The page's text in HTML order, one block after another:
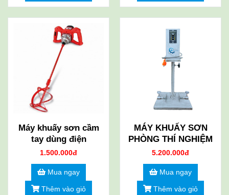
Máy khuấy sơn cầm
tay dùng điện
1.500.000đ
Mua ngay
Thêm vào giỏ
MÁY KHUẤY SƠN
PHÒNG THÍ NGHIỆM
5.200.000đ
Mua ngay
Thêm vào giỏ